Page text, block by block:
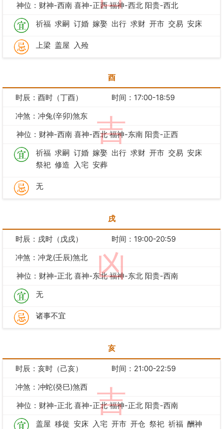
神位：财神-西南 喜神-正西 福神-西北 阳贵-西北
祈福 求嗣 订婚 嫁娶 出行 求财 开市 交易 安床
上梁 盖屋 入殓
酉
吉
时辰：酉时（丁酉）
时间：17:00-18:59
冲煞：冲兔(辛卯)煞东
神位：财神-西南 喜神-西北 福神-东南 阳贵-正西
祈福 求嗣 订婚 嫁娶 出行 求财 开市 交易 安床
祭祀 修造 入宅 安葬
无
戌
凶
时辰：戌时（戊戌）
时间：19:00-20:59
冲煞：冲龙(壬辰)煞北
神位：财神-正北 喜神-东北 福神-东北 阳贵-西南
无
诸事不宜
亥
吉
时辰：亥时（己亥）
时间：21:00-22:59
冲煞：冲蛇(癸巳)煞西
神位：财神-正北 喜神-正北 福神-正北 阳贵-西南
盖屋 移徙 安床 入宅 开市 开仓 祭祀 祈福 酬神